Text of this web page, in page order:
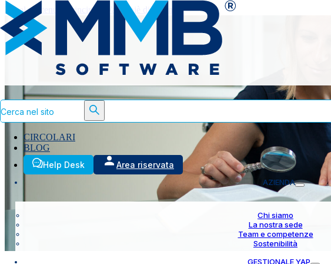
Vai al contenuto principale Vai al piè di pagina
Cerca
CIRCOLARI
BLOG
Help Desk
Area riservata
AZIENDA
Chi siamo
La nostra sede
Team e competenze
Sostenibilità
GESTIONALE YAP